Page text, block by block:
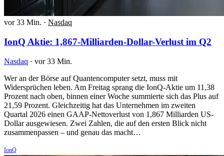
vor 33 Min. · Nasdaq
IonQ Aktie: 1,867-Milliarden-Dollar-Verlust im Q2
Nasdaq · vor 33 Min.
Wer an der Börse auf Quantencomputer setzt, muss mit
Widersprüchen leben. Am Freitag sprang die IonQ-Aktie um 11,38
Prozent nach oben, binnen einer Woche summierte sich das Plus auf
21,59 Prozent. Gleichzeitig hat das Unternehmen im zweiten
Quartal 2026 einen GAAP-Nettoverlust von 1,867 Milliarden US-
Dollar ausgewiesen. Zwei Zahlen, die auf den ersten Blick nicht
zusammenpassen – und genau das macht…
IonQ